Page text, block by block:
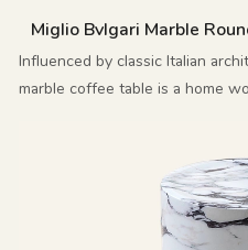
Miglio Bvlgari Marble
Influenced by classic Italian
marble coffee table is a home